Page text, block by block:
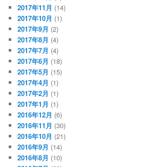
2017年11月 (14)
2017年10月 (1)
2017年9月 (2)
2017年8月 (4)
2017年7月 (4)
2017年6月 (18)
2017年5月 (15)
2017年4月 (1)
2017年2月 (1)
2017年1月 (1)
2016年12月 (6)
2016年11月 (30)
2016年10月 (21)
2016年9月 (14)
2016年8月 (10)